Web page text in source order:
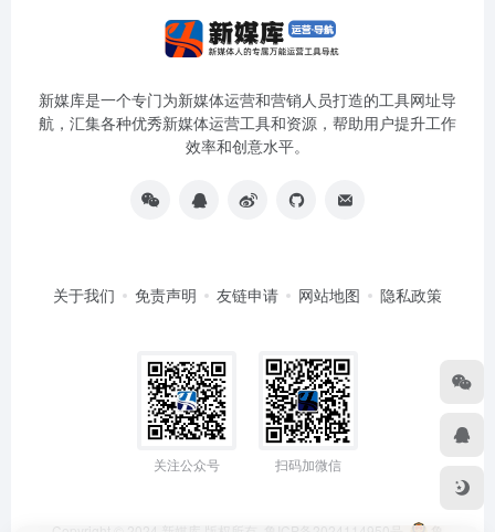
新媒库是一个专门为新媒体运营和营销人员打造的工具网址导
航，汇集各种优秀新媒体运营工具和资源，帮助用户提升工作
效率和创意水平。
关于我们 免责声明 友链申请 网站地图 隐私政策
关注公众号 扫码加微信